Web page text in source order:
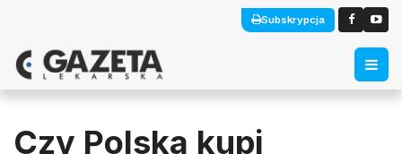
Subskrypcja
Czy Polska kupi